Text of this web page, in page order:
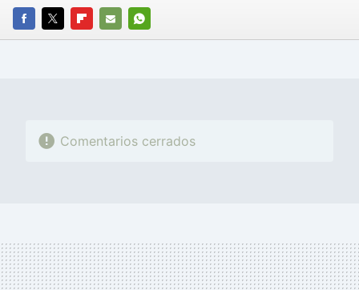
FACEBOOK
TWITTERFLIPBOARD
E-
WHATSAPP
Comentarios cerrados